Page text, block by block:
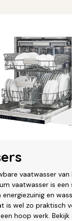
vaatwasser van
vaatwasser is een
en
is wel zo praktisch
hoop werk.